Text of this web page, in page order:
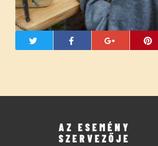
AZ ESEMÉNY
SZERVEZŐJE